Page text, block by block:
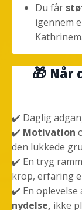
Du får
igennem
🎁 Når
✔️ Daglig
✔️ Motivation
den lukkede
✔️ En tryg
krop, erfaring
✔️ En oplevelse
nydelse, ikke